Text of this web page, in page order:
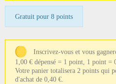
Gratuit pour 8 points
Inscrivez-vous et vous
1,00 € dépensé = 1 point, 1 point =
Votre panier totalisera 2 points qui
d'achat de 0,40 €.